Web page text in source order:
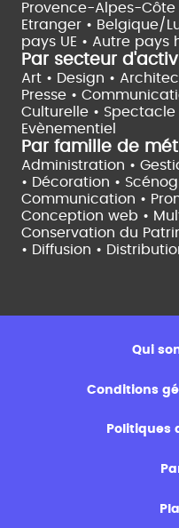
Provence-Alpes-Côte
Etranger • Belgique/
pays UE • Autre pays
Par secteur
Art • Design •
Presse •
Culturelle • Spectacle
Evènementiel
Par famille de
Administration •
• Décoration •
Communication •
Conception web •
Conservation du
• Diffusion •
Qui
Conditions
Politiques